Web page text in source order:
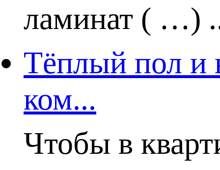
ламинат ( …)
Тёплый пол и
ком...
Чтобы в